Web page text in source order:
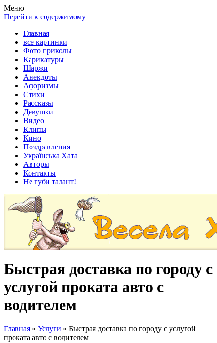
Весела хата — прикольные картинки, смешные истории,
клипы!
Покажем всем ваши фото приколы, карикатуры, шаржи, стихи,
рассказы, видео и песни!
Меню
Перейти к содержимому
Главная
все картинки
Фото приколы
Карикатуры
Шаржи
Анекдоты
Афоризмы
Стихи
Рассказы
Девушки
Видео
Клипы
Кино
Поздравления
Українська Хата
Авторы
Контакты
Не губи талант!
Быстрая доставка по городу с
услугой проката авто с
водителем
Главная » Услуги » Быстрая доставка по городу с услугой
проката авто с водителем